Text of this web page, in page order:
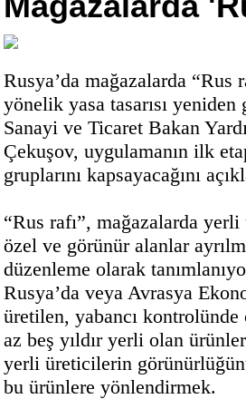
Rusya’da mağazalarda “Rus
yönelik yasa tasarısı yeniden
Sanayi ve Ticaret Bakan
Çekuşov, uygulamanın ilk
gruplarını kapsayacağını
“Rus rafı”, mağazalarda
özel ve görünür alanlar
düzenleme olarak
Rusya’da veya Avrasya
üretilen, yabancı kontrolünde
az beş yıldır yerli olan
yerli üreticilerin
bu ürünlere yönlendirmek.